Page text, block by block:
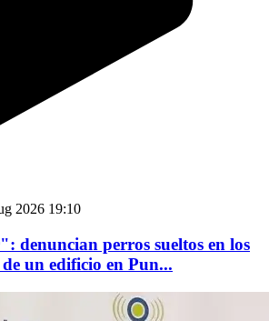
2026 19:10
denuncian perros sueltos en los
de un edificio en Pun...